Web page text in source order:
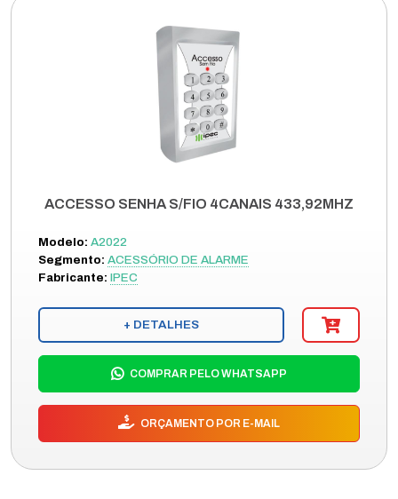
ACCESSO SENHA S/FIO 4CANAIS 433,92MHZ
Modelo: A2022
Segmento: ACESSÓRIO DE ALARME
Fabricante: IPEC
+ DETALHES
COMPRAR PELO WHATSAPP
ORÇAMENTO POR E-MAIL